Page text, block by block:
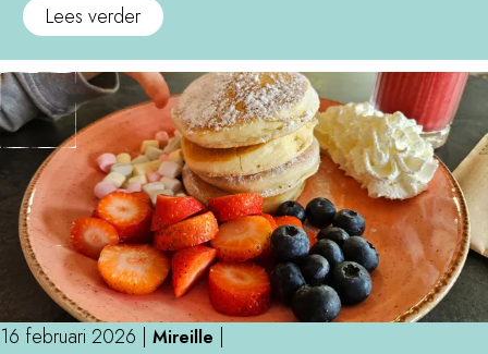
d
e
n
s
r
Lees verdero
v
e
r
K
a
r
t
e
n
t
i
16 februari 2026 | Mireille |